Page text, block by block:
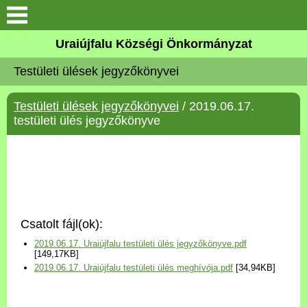
Köszöntő
Elérhetőségek
Uraiújfalu
Választási információk
Versenyképes Járások
Uraiújfalu Községi Önkormányzat
Testületi ülések jegyzőkönyvei
Testületi ülések jegyzőkönyvei / 2019.06.17.
testületi ülés jegyzőkönyve
Csatolt fájl(ok):
2019.06.17. Uraiújfalu testületi ülés jegyzőkönyve.pdf
[149,17KB]
2019.06.17. Uraiújfalu testületi ülés meghívója.pdf [34,94KB]